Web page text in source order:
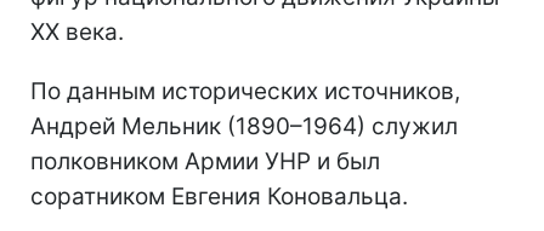
XX века.
По данным исторических источников,
Андрей Мельник (1890–1964) служил
полковником Армии УНР и был
соратником Евгения Коновальца.